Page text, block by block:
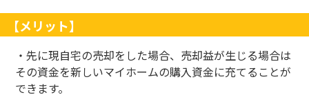
【メリット】
・先に現自宅の売却をした場合、売却益が生じる場合は
その資金を新しいマイホームの購入資金に充てることが
できます。